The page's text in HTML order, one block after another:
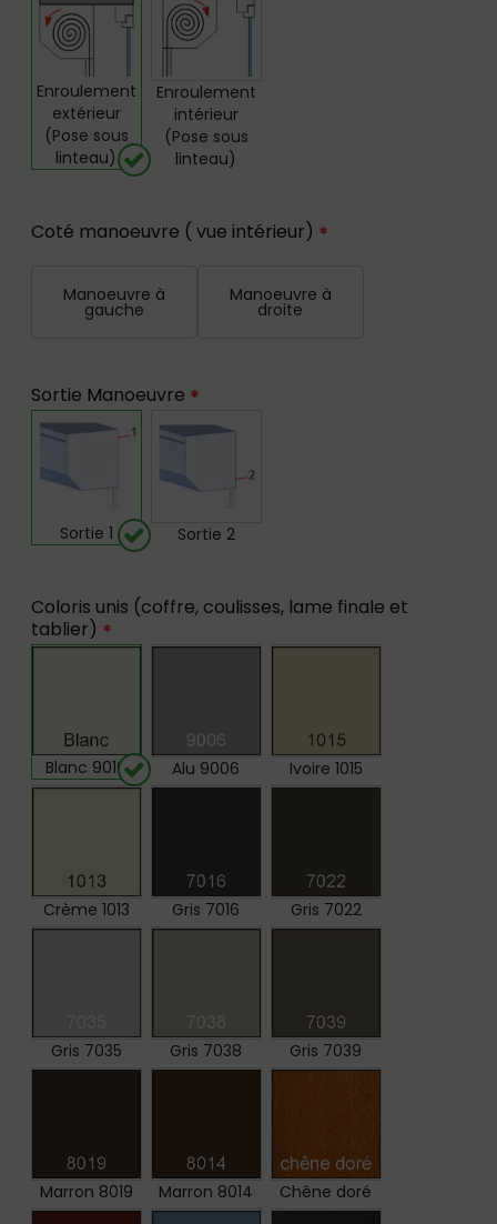
Enroulement
extérieur
(Pose sous
linteau)
Enroulement
intérieur
(Pose sous
linteau)
Coté manoeuvre ( vue intérieur) *
Manoeuvre à
gauche
Manoeuvre à
droite
Sortie Manoeuvre *
Sortie 1 Sortie 2
Coloris unis (coffre, coulisses, lame finale et
tablier) *
Blanc 9016 Alu 9006 Ivoire 1015
Crème 1013 Gris 7016 Gris 7022
Gris 7035 Gris 7038 Gris 7039
Marron 8019 Marron 8014 Chêne doré